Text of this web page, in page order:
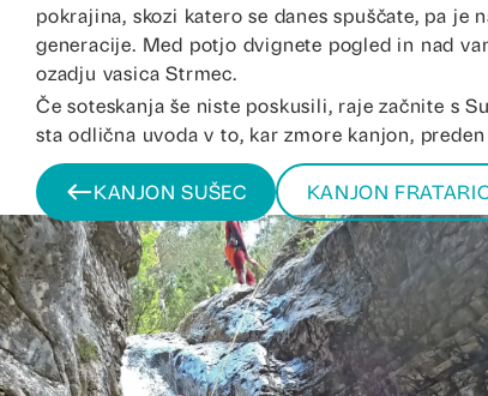
pokrajina, skozi katero se danes spuščate, pa je
generacije. Med potjo dvignete pogled in nad
ozadju vasica Strmec.
Če soteskanja še niste poskusili, raje začnite s
sta odlična uvoda v to, kar zmore kanjon,
KANJON SUŠEC KANJON